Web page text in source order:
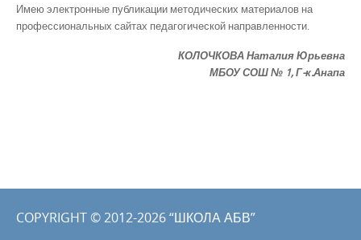
Имею электронные публикации методических материалов на
профессиональных сайтах педагогической направленности.
КОЛОЧКОВА Наталия Юрьевна
МБОУ СОШ № 1,Г-к.Анапа
COPYRIGHT © 2012-2026 “ШКОЛА АБВ”